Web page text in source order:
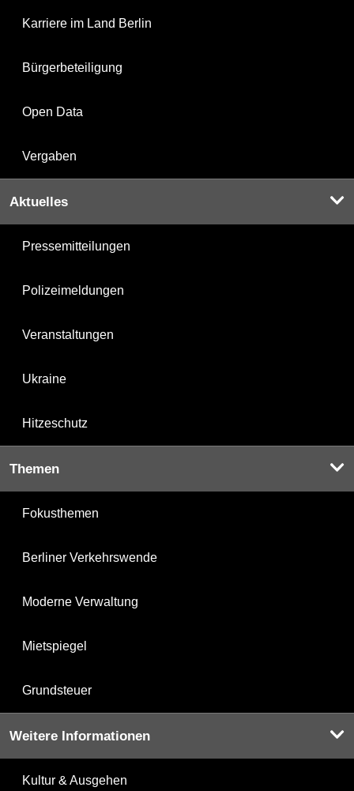
Karriere im Land Berlin
Bürgerbeteiligung
Open Data
Vergaben
Aktuelles
Pressemitteilungen
Polizeimeldungen
Veranstaltungen
Ukraine
Hitzeschutz
Themen
Fokusthemen
Berliner Verkehrswende
Moderne Verwaltung
Mietspiegel
Grundsteuer
Weitere Informationen
Kultur & Ausgehen